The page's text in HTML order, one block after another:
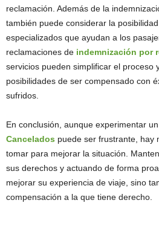
reclamación. Además de la
también puede considerar la
especializados que ayudan a los
reclamaciones de indemnización por
servicios pueden simplificar el proceso
posibilidades de ser compensado con
sufridos.
En conclusión, aunque experimentar
Cancelados puede ser frustrante, hay
tomar para mejorar la situación.
sus derechos y actuando de forma
mejorar su experiencia de viaje, sino
compensación a la que tiene derecho.